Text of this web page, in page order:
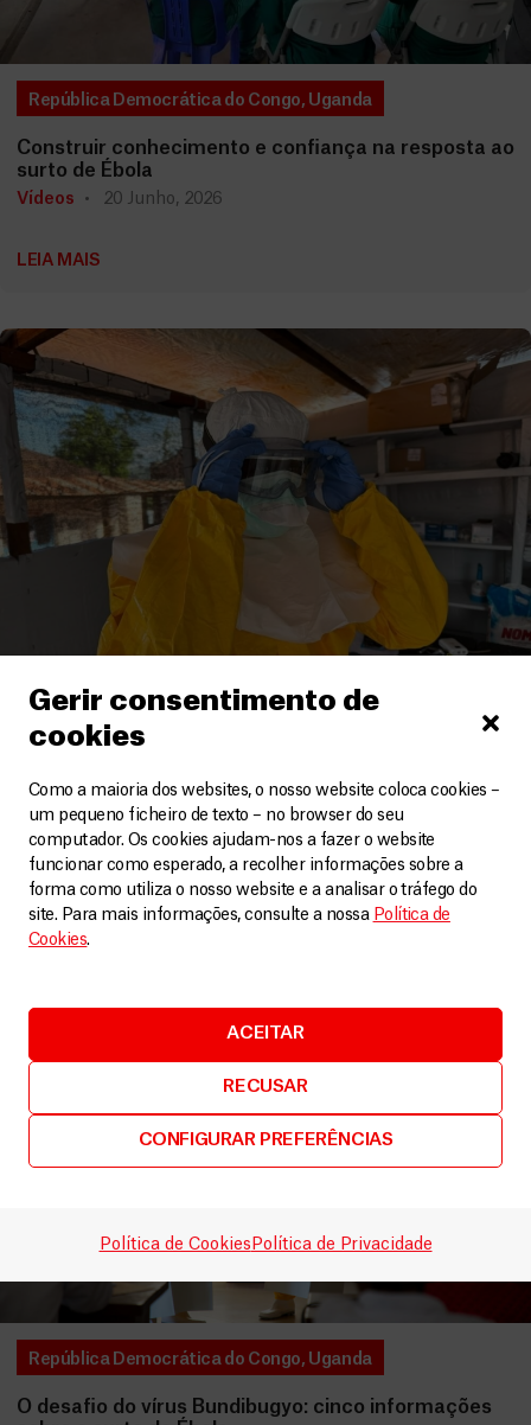
Gerir consentimento de
cookies
Como a maioria dos websites, o nosso website coloca cookies –
um pequeno ficheiro de texto – no browser do seu
computador. Os cookies ajudam-nos a fazer o website
funcionar como esperado, a recolher informações sobre a
forma como utiliza o nosso website e a analisar o tráfego do
site. Para mais informações, consulte a nossa Política de
Cookies.
ACEITAR
RECUSAR
CONFIGURAR PREFERÊNCIAS
Política de Cookies Política de Privacidade
República Democrática do Congo, Uganda
Construir conhecimento e confiança na resposta ao
surto de Ébola
Vídeos 20 Junho, 2026
LEIA MAIS
A resposta MSF ao surto do Ébola na RDC
Vídeos 11 Junho, 2026
República Democrática do Congo, Uganda
O desafio do vírus Bundibugyo: cinco informações